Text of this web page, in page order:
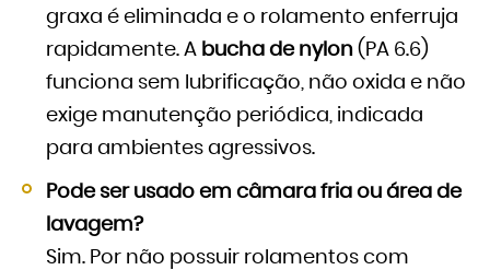
graxa é eliminada e o rolamento enferruja
rapidamente. A bucha de nylon (PA 6.6)
funciona sem lubrificação, não oxida e não
exige manutenção periódica, indicada
para ambientes agressivos.
Pode ser usado em câmara fria ou área de
lavagem?
Sim. Por não possuir rolamentos com